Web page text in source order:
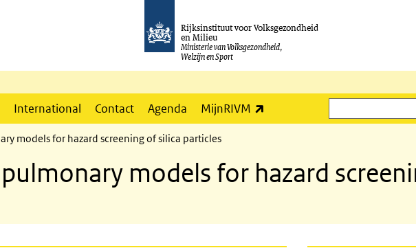
Rijksinstituut voor Volksgezondheid
en Milieu
Ministerie van Volksgezondheid,
Welzijn en Sport
International Contact Agenda MijnRIVM
Zoeken
models for hazard screening of silica particles
models for hazard